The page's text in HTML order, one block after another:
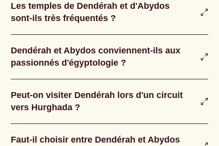
Les temples de Dendérah et d'Abydos
sont-ils très fréquentés ?
Dendérah et Abydos conviennent-ils aux
passionnés d'égyptologie ?
Peut-on visiter Dendérah lors d'un circuit
vers Hurghada ?
Faut-il choisir entre Dendérah et Abydos